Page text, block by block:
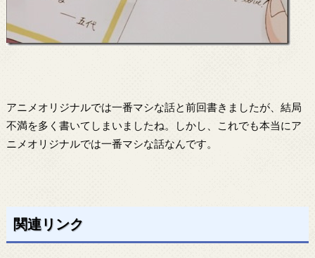
アニメオリジナルでは一番マシな話と前回書きましたが、結局
不満を多く書いてしまいましたね。しかし、これでも本当にア
ニメオリジナルでは一番マシな話なんです。
関連リンク